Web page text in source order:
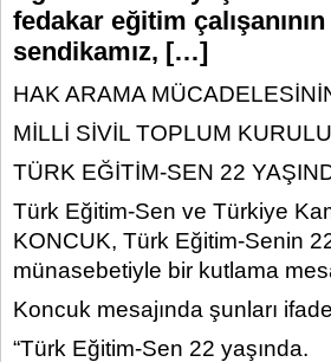
fedakar eğitim
sendikamız, […]
HAK ARAMA
MİLLİ SİVİL TOPLUM
TÜRK EĞİTİM-SEN 22
Türk Eğitim-Sen ve Türkiye
KONCUK, Türk Eğitim-Senin
münasebetiyle bir kutlama
Koncuk mesajında şunları
“Türk Eğitim-Sen 22 yaşında.